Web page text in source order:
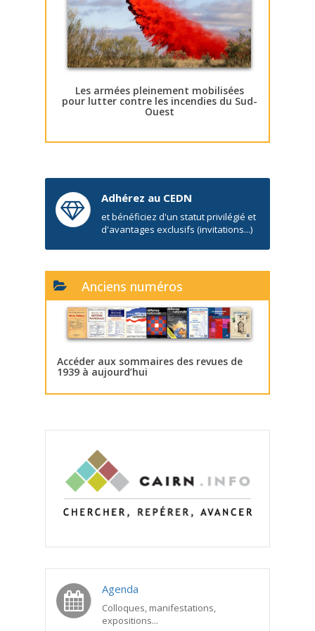
Les armées pleinement mobilisées
pour lutter contre les incendies du Sud-
Ouest
Adhérez au CEDN
et bénéficiez d'un statut privilégié et
d'avantages exclusifs (invitations...)
Anciens numéros
Accéder aux sommaires des revues de
1939 à aujourd’hui
Agenda
Colloques, manifestations,
expositions...